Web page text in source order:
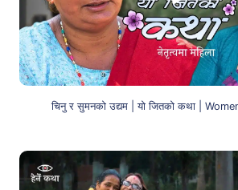
चिनु र सुमनको उद्यम | यो जितको कथा |